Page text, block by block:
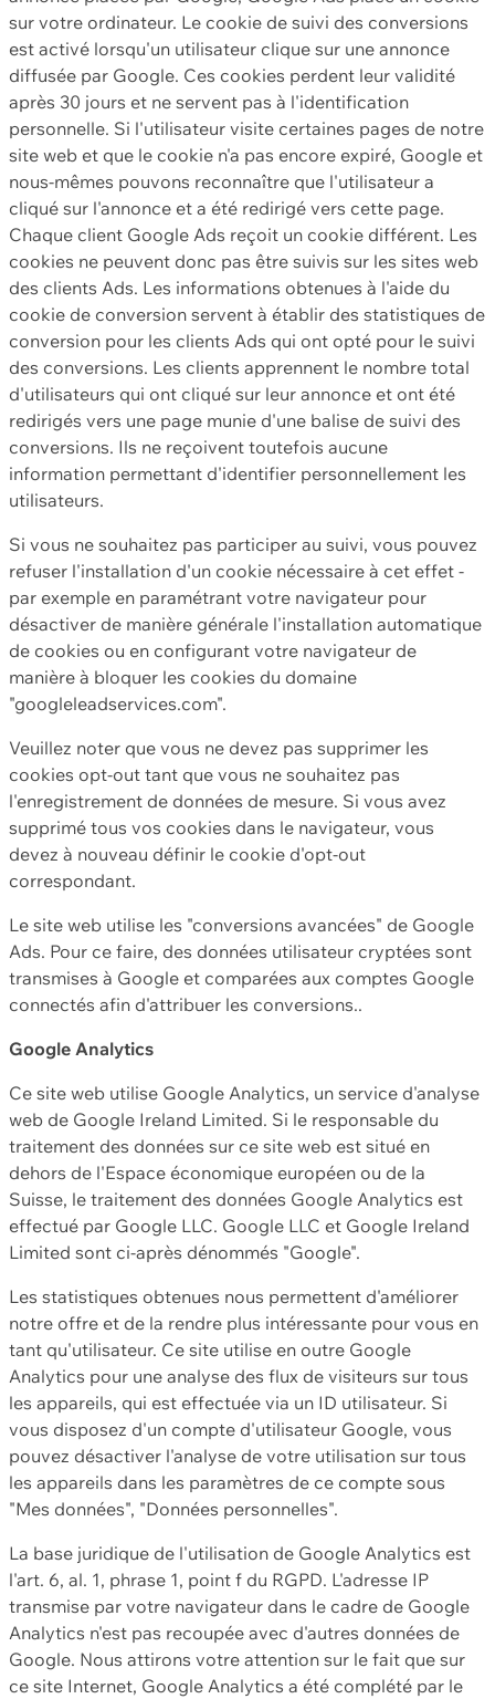
sur votre ordinateur. Le cookie de suivi des conversions
est activé lorsqu'un utilisateur clique sur une annonce
diffusée par Google. Ces cookies perdent leur validité
après 30 jours et ne servent pas à l'identification
personnelle. Si l'utilisateur visite certaines pages de notre
site web et que le cookie n'a pas encore expiré, Google et
nous-mêmes pouvons reconnaître que l'utilisateur a
cliqué sur l'annonce et a été redirigé vers cette page.
Chaque client Google Ads reçoit un cookie différent. Les
cookies ne peuvent donc pas être suivis sur les sites web
des clients Ads. Les informations obtenues à l'aide du
cookie de conversion servent à établir des statistiques de
conversion pour les clients Ads qui ont opté pour le suivi
des conversions. Les clients apprennent le nombre total
d'utilisateurs qui ont cliqué sur leur annonce et ont été
redirigés vers une page munie d'une balise de suivi des
conversions. Ils ne reçoivent toutefois aucune
information permettant d'identifier personnellement les
utilisateurs.
Si vous ne souhaitez pas participer au suivi, vous pouvez
refuser l'installation d'un cookie nécessaire à cet effet -
par exemple en paramétrant votre navigateur pour
désactiver de manière générale l'installation automatique
de cookies ou en configurant votre navigateur de
manière à bloquer les cookies du domaine
"googleleadservices.com".
Veuillez noter que vous ne devez pas supprimer les
cookies opt-out tant que vous ne souhaitez pas
l'enregistrement de données de mesure. Si vous avez
supprimé tous vos cookies dans le navigateur, vous
devez à nouveau définir le cookie d'opt-out
correspondant.
Le site web utilise les "conversions avancées" de Google
Ads. Pour ce faire, des données utilisateur cryptées sont
transmises à Google et comparées aux comptes Google
connectés afin d'attribuer les conversions..
Google Analytics
Ce site web utilise Google Analytics, un service d'analyse
web de Google Ireland Limited. Si le responsable du
traitement des données sur ce site web est situé en
dehors de l'Espace économique européen ou de la
Suisse, le traitement des données Google Analytics est
effectué par Google LLC. Google LLC et Google Ireland
Limited sont ci-après dénommés "Google".
Les statistiques obtenues nous permettent d'améliorer
notre offre et de la rendre plus intéressante pour vous en
tant qu'utilisateur. Ce site utilise en outre Google
Analytics pour une analyse des flux de visiteurs sur tous
les appareils, qui est effectuée via un ID utilisateur. Si
vous disposez d'un compte d'utilisateur Google, vous
pouvez désactiver l'analyse de votre utilisation sur tous
les appareils dans les paramètres de ce compte sous
"Mes données", "Données personnelles".
La base juridique de l'utilisation de Google Analytics est
l'art. 6, al. 1, phrase 1, point f du RGPD. L'adresse IP
transmise par votre navigateur dans le cadre de Google
Analytics n'est pas recoupée avec d'autres données de
Google. Nous attirons votre attention sur le fait que sur
ce site Internet, Google Analytics a été complété par le